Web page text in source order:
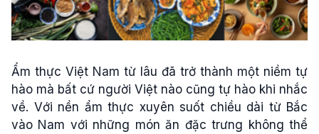
Ẩm thực Việt Nam từ lâu đã trở thành một niềm tự
hào mà bất cứ người Việt nào cũng tự hào khi nhắc
về. Với nền ẩm thực xuyên suốt chiều dài từ Bắc
vào Nam với những món ăn đặc trưng không thể